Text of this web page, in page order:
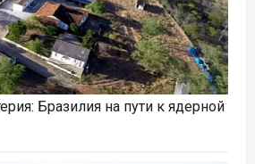
Бразилия на пути к ядерной